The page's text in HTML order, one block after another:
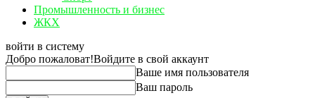
Промышленность и бизнес
ЖКХ
войти в систему
Добро пожаловат!Войдите в свой аккаунт
Ваше имя пользователя
Ваш пароль